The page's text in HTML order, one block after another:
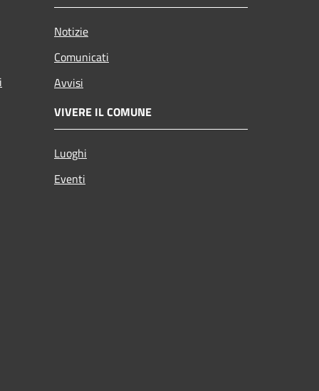
Notizie
Comunicati
Avvisi
VIVERE IL COMUNE
Luoghi
Eventi